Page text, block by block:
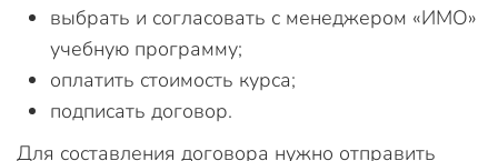
выбрать и согласовать с менеджером «ИМО»
учебную программу;
оплатить стоимость курса;
подписать договор.
Для составления договора нужно отправить